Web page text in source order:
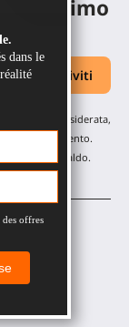
tuo primo
email indesiderata,
momento.
articoli in saldo.